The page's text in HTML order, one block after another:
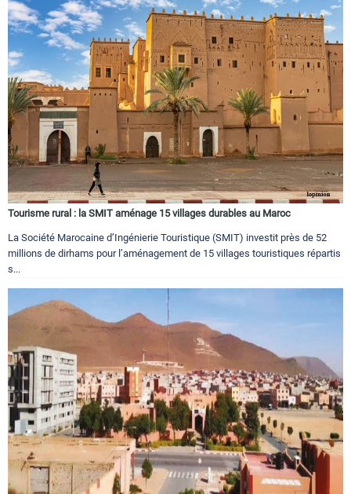
Tourisme rural : la SMIT aménage 15 villages durables au Maroc
La Société Marocaine d’Ingénierie Touristique (SMIT) investit près de 52
millions de dirhams pour l’aménagement de 15 villages touristiques répartis
s...